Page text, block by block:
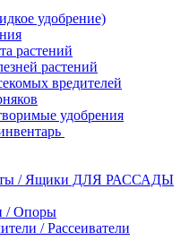
удобрение)
растений
растений
вредителей
удобрения
/ Ящики ДЛЯ РАССАДЫ
/ Опоры
/ Рассеиватели